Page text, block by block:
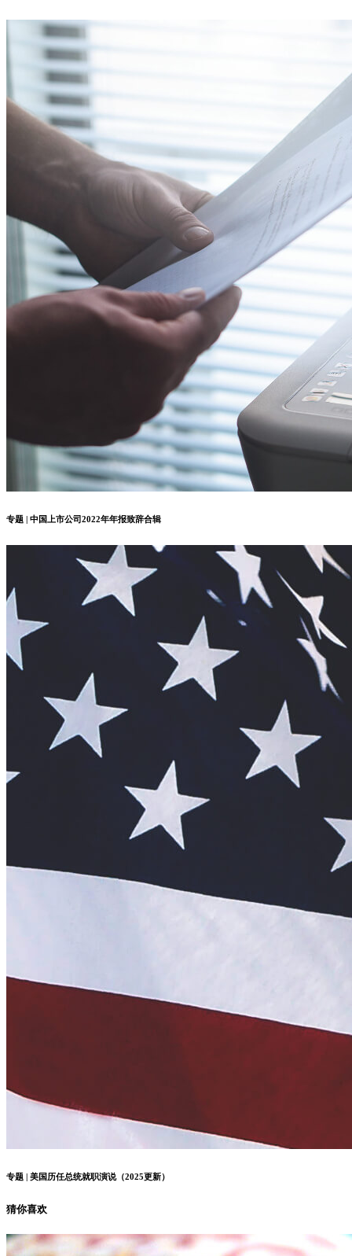
专题 | 中国上市公司2022年年报致辞合辑
专题 | 美国历任总统就职演说（2025更新）
猜你喜欢